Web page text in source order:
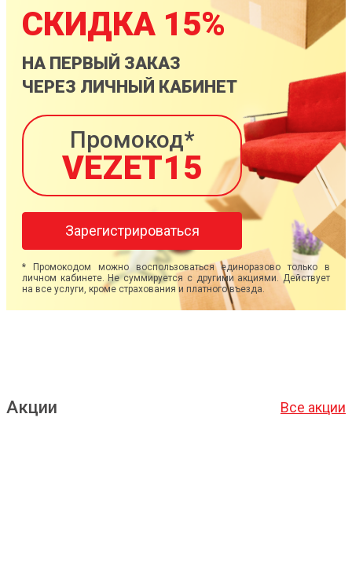
СКИДКА 15%
НА ПЕРВЫЙ ЗАКАЗ
ЧЕРЕЗ ЛИЧНЫЙ КАБИНЕТ
Промокод*
VEZET15
Зарегистрироваться
* Промокодом можно воспользоваться единоразово только в
личном кабинете. Не суммируется с другими акциями. Действует
на все услуги, кроме страхования и платного въезда.
Акции Все акции